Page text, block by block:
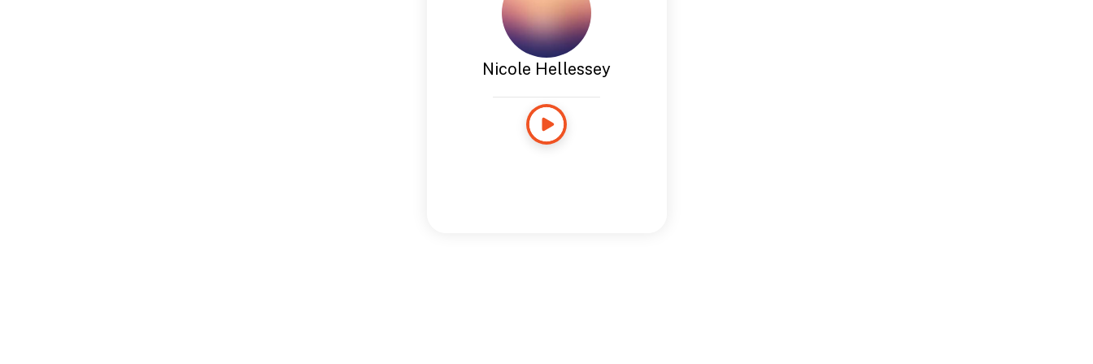
Nicole Hellessey